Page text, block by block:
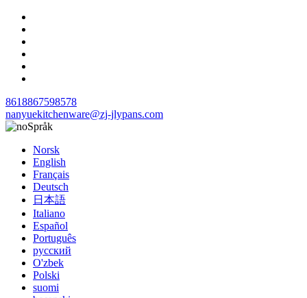
8618867598578
nanyuekitchenware@zj-jlypans.com
Språk
Norsk
English
Français
Deutsch
日本語
Italiano
Español
Português
русский
O'zbek
Polski
suomi